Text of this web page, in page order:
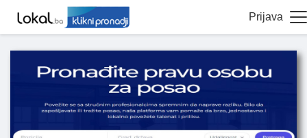
Prijava